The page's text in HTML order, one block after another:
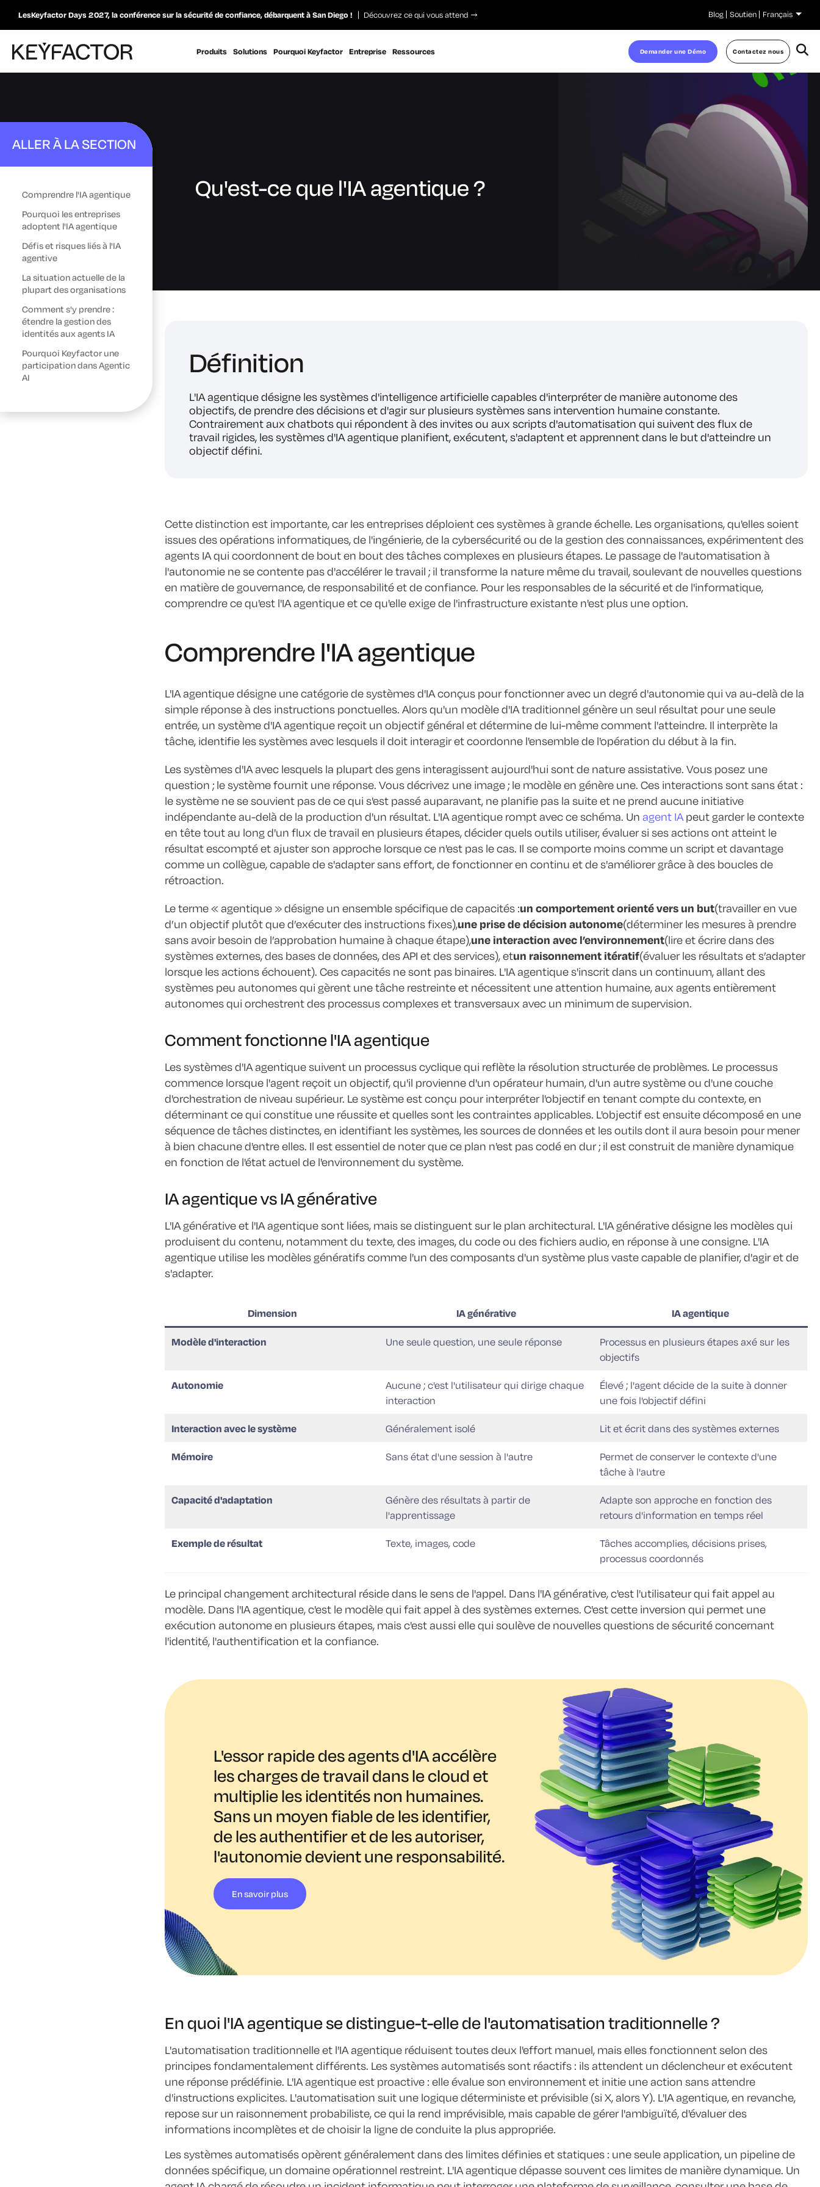
LesKeyfactor Days 2027, la conférence sur la sécurité de confiance, débarquent à San Diego ! Découvrez ce qui vous attend Blog Soutien Français
Produits Solutions Pourquoi Keyfactor Entreprise Ressources Demander une Démo Contactez nous
Qu'est-ce que l'IA agentique ?
ALLER À LA SECTION
Comprendre l'IA agentique
Pourquoi les entreprises
adoptent l'IA agentique
Défis et risques liés à l'IA
agentive
La situation actuelle de la
plupart des organisations
Comment s'y prendre :
étendre la gestion des
identités aux agents IA
Pourquoi Keyfactor une
participation dans Agentic
AI
Définition
L'IA agentique désigne les systèmes d'intelligence artificielle capables d'interpréter de manière autonome des
objectifs, de prendre des décisions et d'agir sur plusieurs systèmes sans intervention humaine constante.
Contrairement aux chatbots qui répondent à des invites ou aux scripts d'automatisation qui suivent des flux de
travail rigides, les systèmes d'IA agentique planifient, exécutent, s'adaptent et apprennent dans le but d'atteindre un
objectif défini.
Cette distinction est importante, car les entreprises déploient ces systèmes à grande échelle. Les organisations, qu'elles soient
issues des opérations informatiques, de l'ingénierie, de la cybersécurité ou de la gestion des connaissances, expérimentent des
agents IA qui coordonnent de bout en bout des tâches complexes en plusieurs étapes. Le passage de l'automatisation à
l'autonomie ne se contente pas d'accélérer le travail ; il transforme la nature même du travail, soulevant de nouvelles questions
en matière de gouvernance, de responsabilité et de confiance. Pour les responsables de la sécurité et de l'informatique,
comprendre ce qu'est l'IA agentique et ce qu'elle exige de l'infrastructure existante n'est plus une option.
Comprendre l'IA agentique
L'IA agentique désigne une catégorie de systèmes d'IA conçus pour fonctionner avec un degré d'autonomie qui va au-delà de la
simple réponse à des instructions ponctuelles. Alors qu'un modèle d'IA traditionnel génère un seul résultat pour une seule
entrée, un système d'IA agentique reçoit un objectif général et détermine de lui-même comment l'atteindre. Il interprète la
tâche, identifie les systèmes avec lesquels il doit interagir et coordonne l'ensemble de l'opération du début à la fin.
Les systèmes d'IA avec lesquels la plupart des gens interagissent aujourd'hui sont de nature assistative. Vous posez une
question ; le système fournit une réponse. Vous décrivez une image ; le modèle en génère une. Ces interactions sont sans état :
le système ne se souvient pas de ce qui s'est passé auparavant, ne planifie pas la suite et ne prend aucune initiative
indépendante au-delà de la production d'un résultat. L'IA agentique rompt avec ce schéma. Un agent IApeut garder le contexte
en tête tout au long d'un flux de travail en plusieurs étapes, décider quels outils utiliser, évaluer si ses actions ont atteint le
résultat escompté et ajuster son approche lorsque ce n'est pas le cas. Il se comporte moins comme un script et davantage
comme un collègue, capable de s'adapter sans effort, de fonctionner en continu et de s'améliorer grâce à des boucles de
rétroaction.
Le terme « agentique » désigne un ensemble spécifique de capacités :un comportement orienté vers un but(travailler en vue
d’un objectif plutôt que d’exécuter des instructions fixes),une prise de décision autonome(déterminer les mesures à prendre
sans avoir besoin de l’approbation humaine à chaque étape),une interaction avec l’environnement(lire et écrire dans des
systèmes externes, des bases de données, des API et des services), etun raisonnement itératif(évaluer les résultats et s’adapter
lorsque les actions échouent). Ces capacités ne sont pas binaires. L'IA agentique s'inscrit dans un continuum, allant des
systèmes peu autonomes qui gèrent une tâche restreinte et nécessitent une attention humaine, aux agents entièrement
autonomes qui orchestrent des processus complexes et transversaux avec un minimum de supervision.
Comment fonctionne l'IA agentique
Les systèmes d'IA agentique suivent un processus cyclique qui reflète la résolution structurée de problèmes. Le processus
commence lorsque l'agent reçoit un objectif, qu'il provienne d'un opérateur humain, d'un autre système ou d'une couche
d'orchestration de niveau supérieur. Le système est conçu pour interpréter l'objectif en tenant compte du contexte, en
déterminant ce qui constitue une réussite et quelles sont les contraintes applicables. L'objectif est ensuite décomposé en une
séquence de tâches distinctes, en identifiant les systèmes, les sources de données et les outils dont il aura besoin pour mener
à bien chacune d'entre elles. Il est essentiel de noter que ce plan n'est pas codé en dur ; il est construit de manière dynamique
en fonction de l'état actuel de l'environnement du système.
IA agentique vs IA générative
L'IA générative et l'IA agentique sont liées, mais se distinguent sur le plan architectural. L'IA générative désigne les modèles qui
produisent du contenu, notamment du texte, des images, du code ou des fichiers audio, en réponse à une consigne. L'IA
agentique utilise les modèles génératifs comme l'un des composants d'un système plus vaste capable de planifier, d'agir et de
s'adapter.
Dimension IA générative IA agentique
Modèle d'interaction Une seule question, une seule réponse
Processus en plusieurs étapes axé sur les
objectifs
Autonomie
Aucune ; c'est l'utilisateur qui dirige chaque
interaction
Élevé ; l'agent décide de la suite à donner
une fois l'objectif défini
Interaction avec le système Généralement isolé Lit et écrit dans des systèmes externes
Mémoire Sans état d'une session à l'autre
Permet de conserver le contexte d'une
tâche à l'autre
Capacité d'adaptation
Génère des résultats à partir de
l'apprentissage
Adapte son approche en fonction des
retours d'information en temps réel
Exemple de résultat Texte, images, code
Tâches accomplies, décisions prises,
processus coordonnés
Le principal changement architectural réside dans le sens de l'appel. Dans l'IA générative, c'est l'utilisateur qui fait appel au
modèle. Dans l'IA agentique, c'est le modèle qui fait appel à des systèmes externes. C'est cette inversion qui permet une
exécution autonome en plusieurs étapes, mais c'est aussi elle qui soulève de nouvelles questions de sécurité concernant
l'identité, l'authentification et la confiance.
L'essor rapide des agents d'IA accélère
les charges de travail dans le cloud et
multiplie les identités non humaines.
Sans un moyen fiable de les identifier,
de les authentifier et de les autoriser,
l'autonomie devient une responsabilité.
En savoir plus
En quoi l'IA agentique se distingue-t-elle de l'automatisation traditionnelle ?
L'automatisation traditionnelle et l'IA agentique réduisent toutes deux l'effort manuel, mais elles fonctionnent selon des
principes fondamentalement différents. Les systèmes automatisés sont réactifs : ils attendent un déclencheur et exécutent
une réponse prédéfinie. L'IA agentique est proactive : elle évalue son environnement et initie une action sans attendre
d'instructions explicites. L'automatisation suit une logique déterministe et prévisible (si X, alors Y). L'IA agentique, en revanche,
repose sur un raisonnement probabiliste, ce qui la rend imprévisible, mais capable de gérer l'ambiguïté, d'évaluer des
informations incomplètes et de choisir la ligne de conduite la plus appropriée.
Les systèmes automatisés opèrent généralement dans des limites définies et statiques : une seule application, un pipeline de
données spécifique, un domaine opérationnel restreint. L'IA agentique dépasse souvent ces limites de manière dynamique. Un